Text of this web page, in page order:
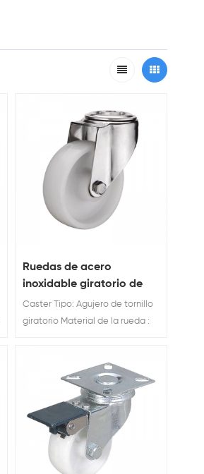
Ruedas de acero
inoxidable giratorio de
orígenes de nylon blanco
Caster Tipo: Agujero de tornillo
giratorio Material de la rueda :
120 / 150 kg